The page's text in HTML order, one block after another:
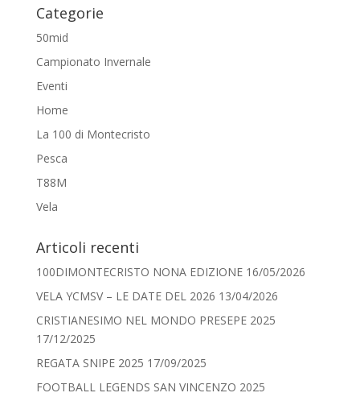
Categorie
50mid
Campionato Invernale
Eventi
Home
La 100 di Montecristo
Pesca
T88M
Vela
Articoli recenti
100DIMONTECRISTO NONA EDIZIONE 16/05/2026
VELA YCMSV – LE DATE DEL 2026 13/04/2026
CRISTIANESIMO NEL MONDO PRESEPE 2025
17/12/2025
REGATA SNIPE 2025 17/09/2025
FOOTBALL LEGENDS SAN VINCENZO 2025